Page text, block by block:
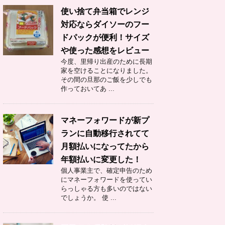
使い捨て弁当箱でレンジ
対応ならダイソーのフー
ドパックが便利！サイズ
や使った感想をレビュー
今度、里帰り出産のために長期
家を空けることになりました。
その間の旦那のご飯を少しでも
作っておいてあ ...
マネーフォワードが新プ
ランに自動移行されてて
月額払いになってたから
年額払いに変更した！
個人事業主で、確定申告のため
にマネーフォワードを使ってい
らっしゃる方も多いのではない
でしょうか。 使 ...